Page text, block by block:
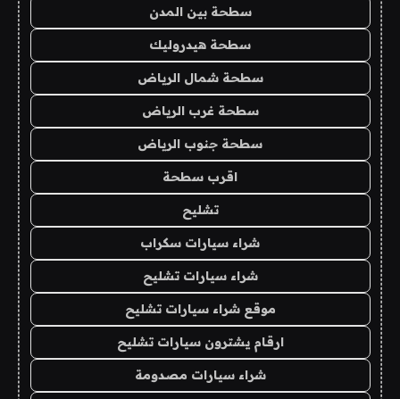
سطحة بين المدن
سطحة هيدروليك
سطحة شمال الرياض
سطحة غرب الرياض
سطحة جنوب الرياض
اقرب سطحة
تشليح
شراء سيارات سكراب
شراء سيارات تشليح
موقع شراء سيارات تشليح
ارقام يشترون سيارات تشليح
شراء سيارات مصدومة